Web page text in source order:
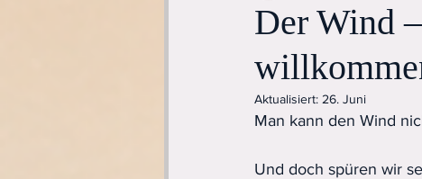
Der Wind
Aktualisiert: 26. Juni
Man kann den Wind
Und doch spüren wir